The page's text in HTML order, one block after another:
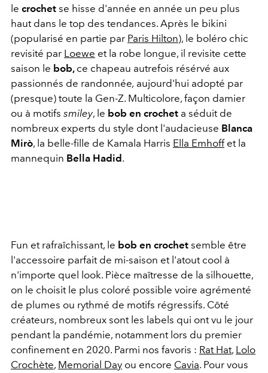
le crochet se hisse d'année en année un peu plus
haut dans le top des tendances. Après le bikini
(popularisé en partie par Paris Hilton), le boléro chic
revisité par Loewe et la robe longue, il revisite cette
saison le bob, ce chapeau autrefois résérvé aux
passionnés de randonnée, aujourd'hui adopté par
(presque) toute la Gen-Z. Multicolore, façon damier
ou à motifs smiley, le bob en crochet a séduit de
nombreux experts du style dont l'audacieuse Blanca
Mirò, la belle-fille de Kamala Harris Ella Emhoffet la
mannequin Bella Hadid .
Fun et rafraîchissant, le bob en crochet semble être
l'accessoire parfait de mi-saison et l'atout cool à
n'importe quel look. Pièce maîtresse de la silhouette,
on le choisit le plus coloré possible voire agrémenté
de plumes ou rythmé de motifs régressifs. Côté
créateurs, nombreux sont les labels qui ont vu le jour
pendant la pandémie, notamment lors du premier
confinement en 2020. Parmi nos favoris : Rat Hat, Lolo
Crochète, Memorial Day ou encore Cavia. Pour vous